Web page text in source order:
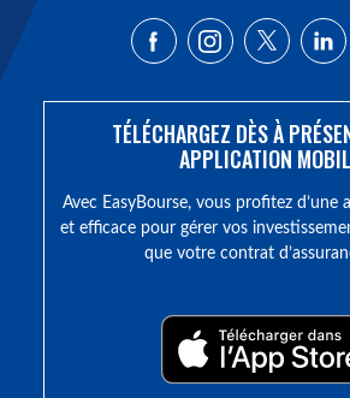
TÉLÉCHARGEZ DÈS À
APPLICATION
Avec EasyBourse, vous profitez d’une
et efficace pour gérer vos
que votre contrat